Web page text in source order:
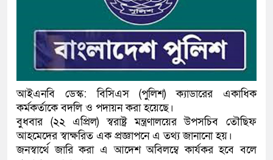
ঢাকার চারপাশে সচল হবে নৌপথ,
রাজধানীর দুই মেট্রো স্টেশনে
আদালতকে বলতে চাইলাম
লতিফ সিদ্দিকী
নতুন মামলায় গ্রেফতার
কলিমউল্লাহকে (ভিডিও)
আইএনবি ডেস্ক: বিসিএস (পুলিশ) ক্যাডারের একাধিক
কর্মকর্তাকে বদলি ও পদায়ন করা হয়েছে।
বুধবার (২২ এপ্রিল) স্বরাষ্ট্র মন্ত্রণালয়ের উপসচিব তৌছিফ
আহমেদের স্বাক্ষরিত এক প্রজ্ঞাপনে এ তথ্য জানানো হয়।
জনস্বার্থে জারি করা এ আদেশ অবিলম্বে কার্যকর হবে বলে